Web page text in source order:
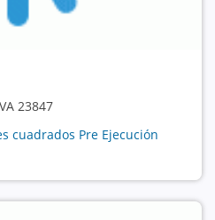
23847
cuadrados Pre Ejecución